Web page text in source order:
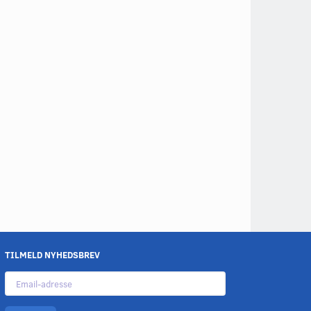
TILMELD NYHEDSBREV
Email-
adresse